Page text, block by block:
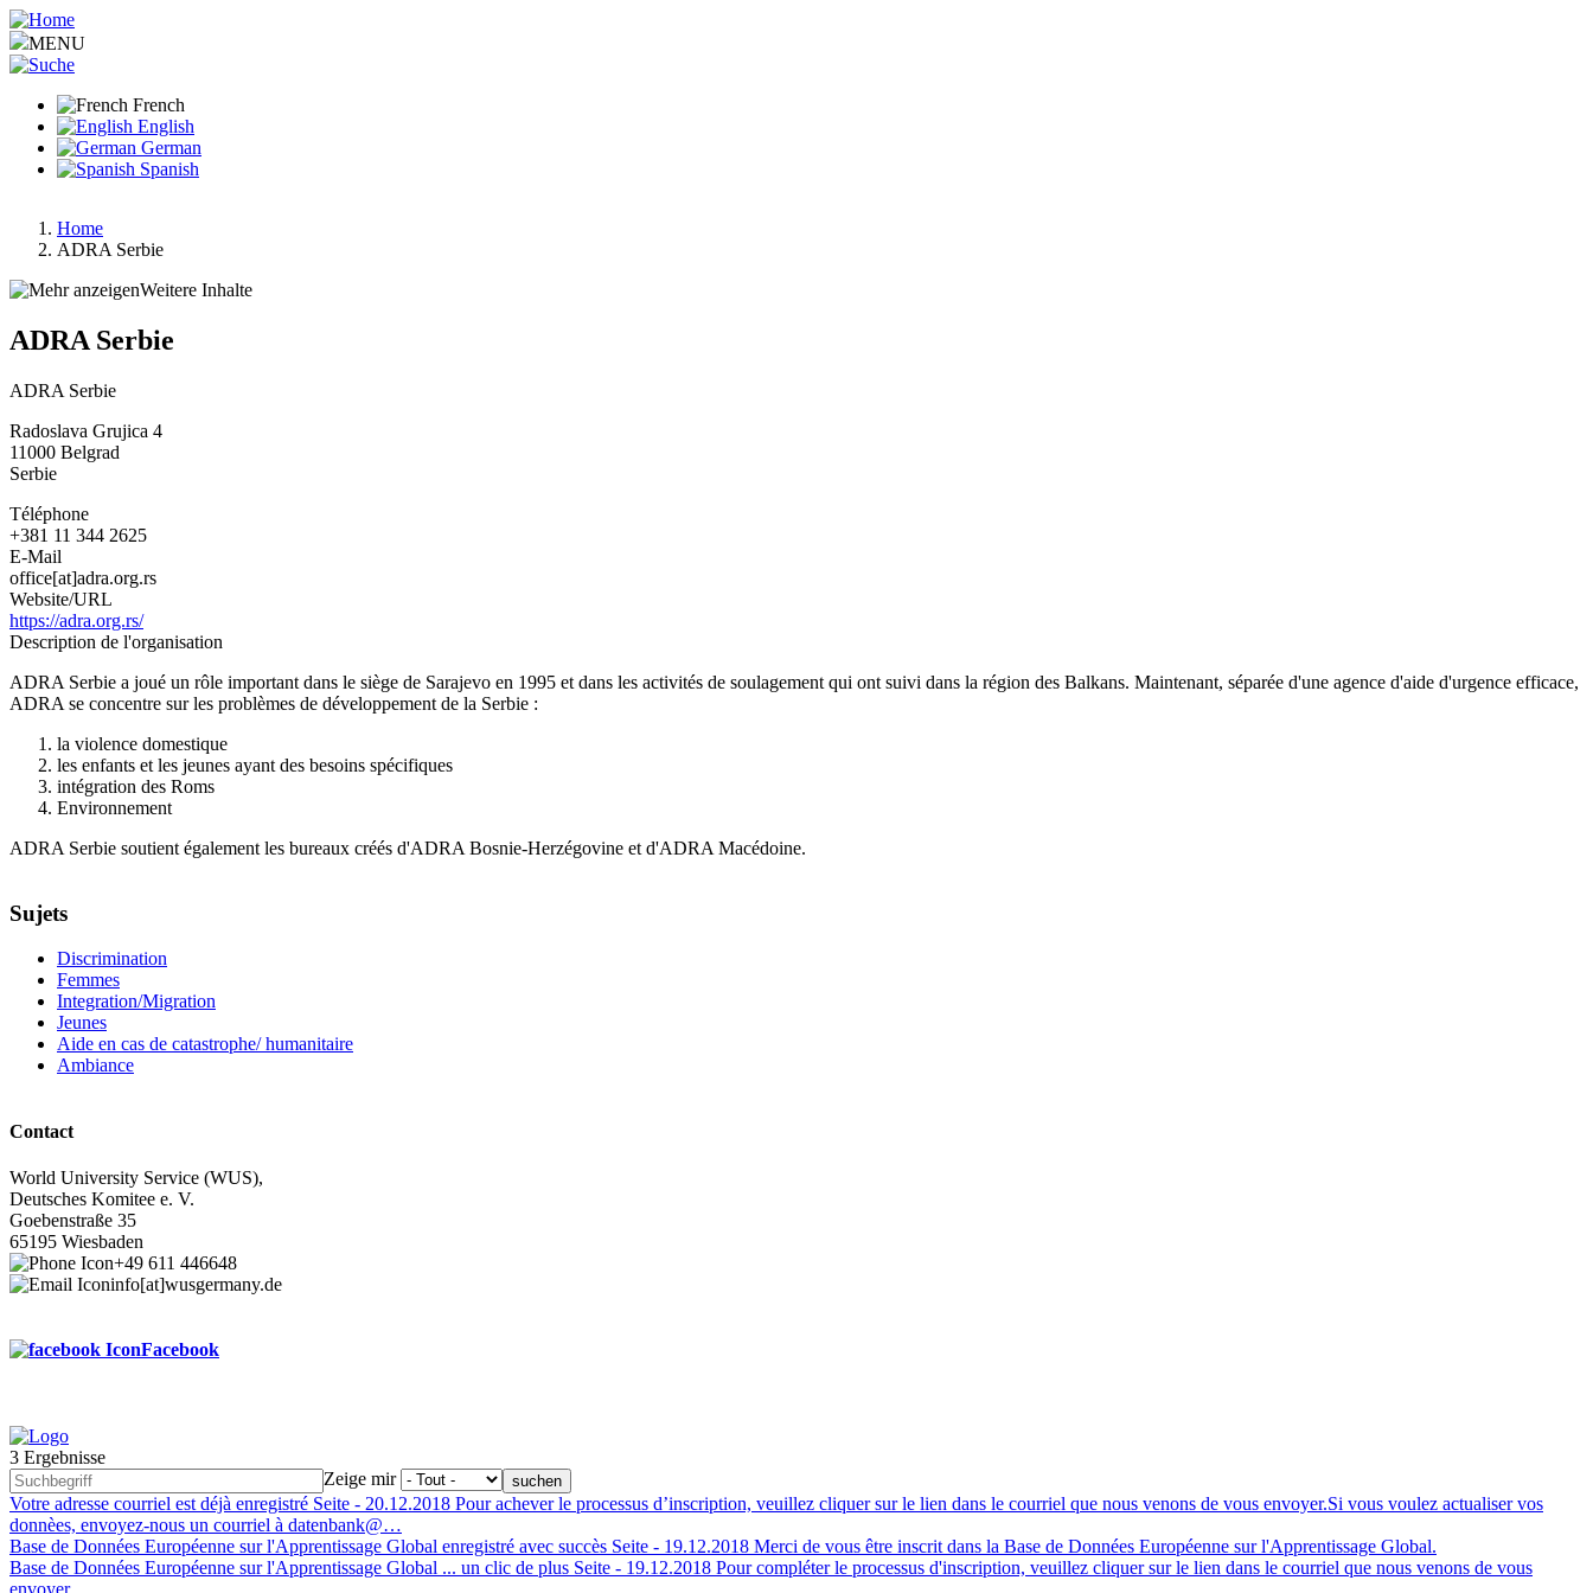
Aller
au
contenu
MENU
French
English
German
Spanish
Fil
d'Ariane
Home
ADRA Serbie
Weitere Inhalte
ADRA Serbie
ADRA Serbie
Radoslava Grujica 4
11000 Belgrad
Serbie
Téléphone
+381 11 344 2625
E-Mail
office[at]adra.org.rs
Website/URL
https://adra.org.rs/
Description de l'organisation
ADRA Serbie a joué un rôle important dans le siège de Sarajevo en 1995 et dans les activités de soulagement qui ont suivi dans la région des Balkans. Maintenant, séparée d'une agence d'aide d'urgence efficace,
ADRA se concentre sur les problèmes de développement de la Serbie :
la violence domestique
les enfants et les jeunes ayant des besoins spécifiques
intégration des Roms
Environnement
ADRA Serbie soutient également les bureaux créés d'ADRA Bosnie-Herzégovine et d'ADRA Macédoine.
Sujets
Discrimination
Femmes
Integration/Migration
Jeunes
Aide en cas de catastrophe/ humanitaire
Ambiance
Contact
World University Service (WUS),
Deutsches Komitee e. V.
Goebenstraße 35
65195 Wiesbaden
+49 611 446648
info[at]wusgermany.de
Facebook
Footer
menu
3 Ergebnisse
Zeige mir
Votre adresse courriel est déjà enregistré Seite - 20.12.2018 Pour achever le processus d’inscription, veuillez cliquer sur le lien dans le courriel que nous venons de vous envoyer.Si vous voulez actualiser vos
donnèes, envoyez-nous un courriel à datenbank@…
Base de Données Européenne sur l'Apprentissage Global enregistré avec succès Seite - 19.12.2018 Merci de vous être inscrit dans la Base de Données Européenne sur l'Apprentissage Global.
Base de Données Européenne sur l'Apprentissage Global ... un clic de plus Seite - 19.12.2018 Pour compléter le processus d'inscription, veuillez cliquer sur le lien dans le courriel que nous venons de vous